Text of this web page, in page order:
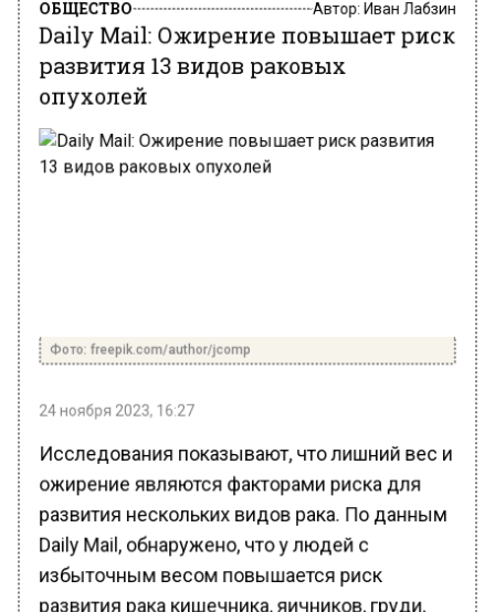
Daily Mail: Ожирение повышает риск
развития 13 видов раковых
опухолей
Исследования показывают, что лишний вес и
ожирение являются факторами риска для
развития нескольких видов рака. По данным
Daily Mail, обнаружено, что у людей с
избыточным весом повышается риск
развития рака кишечника, яичников, груди,